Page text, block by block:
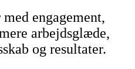
engagement,
arbejdsglæde,
og resultater.